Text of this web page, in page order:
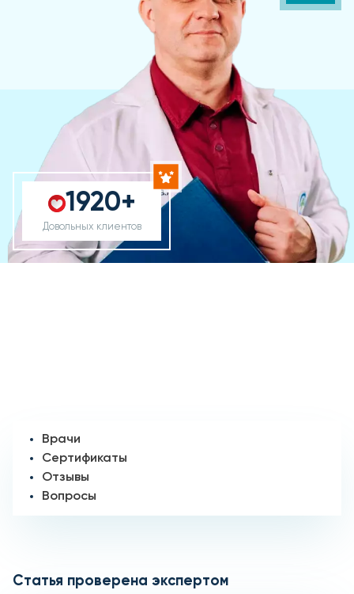
1920+
Довольных клиентов
Врачи
Сертификаты
Отзывы
Вопросы
Статья проверена экспертом